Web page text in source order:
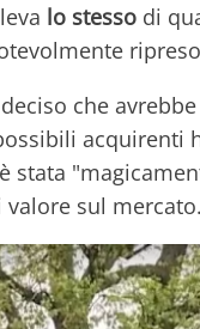
lo stesso di
che
acquirenti
stata
valore sul mercato.